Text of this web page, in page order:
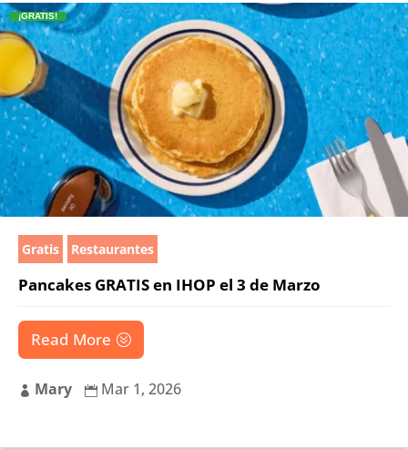
¡GRATIS!
Gratis Restaurantes
Pancakes GRATIS en IHOP el 3 de Marzo
Read More
 Mary  Mar 1, 2026